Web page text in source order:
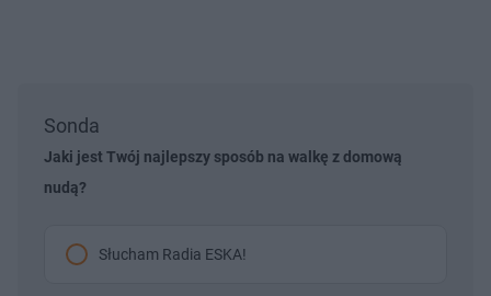
Sonda
Jaki jest Twój najlepszy sposób na walkę z domową
nudą?
Słucham Radia ESKA!